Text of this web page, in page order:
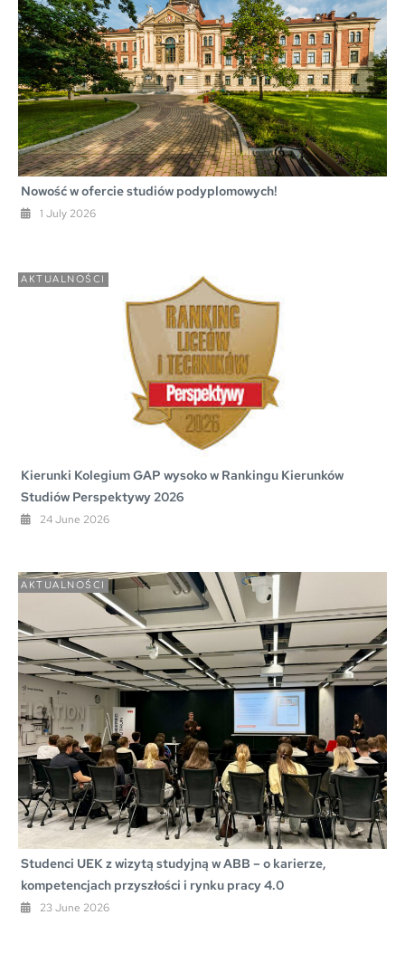
Nowość w ofercie studiów podyplomowych!
1 July 2026
AKTUALNOŚCI
Kierunki Kolegium GAP wysoko w Rankingu Kierunków
Studiów Perspektywy 2026
24 June 2026
AKTUALNOŚCI
Studenci UEK z wizytą studyjną w ABB – o karierze,
kompetencjach przyszłości i rynku pracy 4.0
23 June 2026